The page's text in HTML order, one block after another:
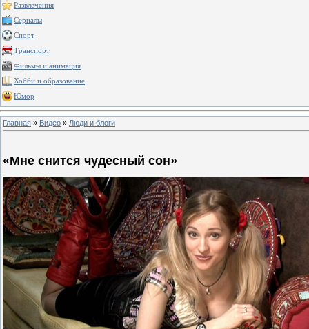
Развлечения
Сериалы
Спорт
Транспорт
Фильмы и анимация
Хобби и образование
Юмор
Главная » Видео » Люди и блоги
«Мне снится чудесный сон»